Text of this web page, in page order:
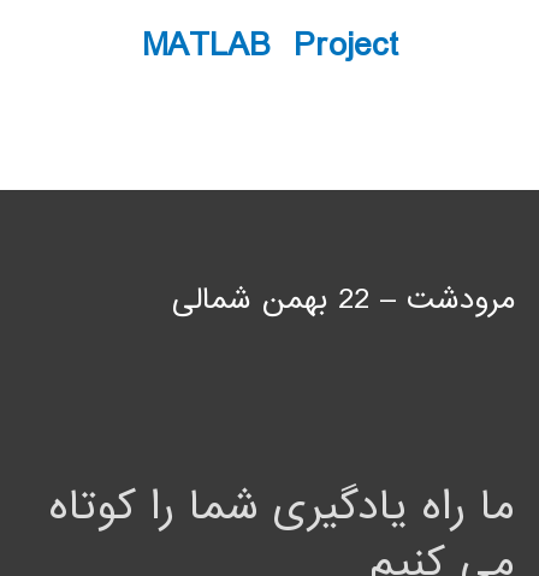
MATLAB Project
مرودشت – 22 بهمن شمالی
ما راه یادگیری شما را کوتاه